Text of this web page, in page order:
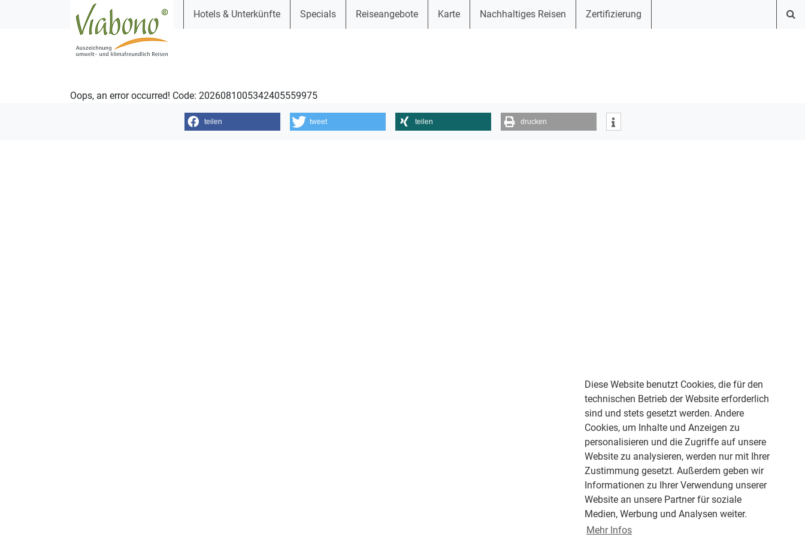
Diese Website benutzt Cookies, die für den
technischen Betrieb der Website erforderlich
sind und stets gesetzt werden. Andere
Cookies, um Inhalte und Anzeigen zu
personalisieren und die Zugriffe auf unsere
Website zu analysieren, werden nur mit Ihrer
Zustimmung gesetzt. Außerdem geben wir
Informationen zu Ihrer Verwendung unserer
Website an unsere Partner für soziale
Medien, Werbung und Analysen weiter.
Mehr Infos
Hotels & Unterkünfte Specials Reiseangebote Karte Nachhaltiges Reisen Zertifizierung
Oops, an error occurred! Code: 2026081005342405559975
teilen tweet teilen drucken